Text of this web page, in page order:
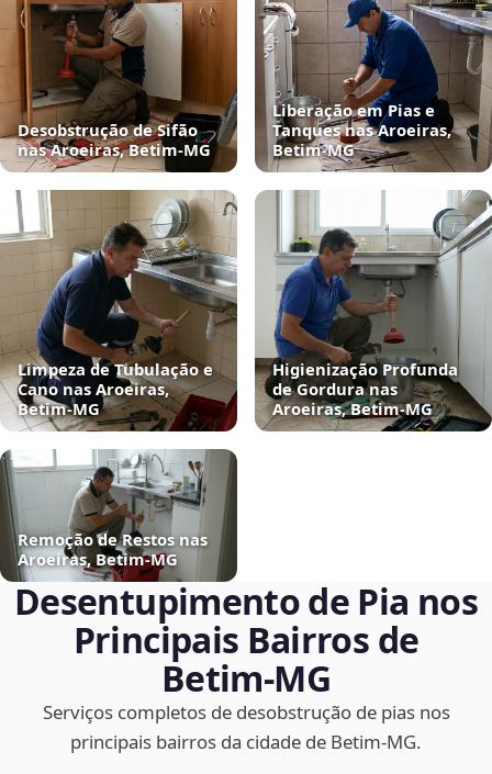
Desobstrução de Sifão
nas Aroeiras, Betim‑MG
Liberação em Pias e
Tanques nas Aroeiras,
Betim‑MG
Limpeza de Tubulação e
Cano nas Aroeiras,
Betim‑MG
Higienização Profunda
de Gordura nas
Aroeiras, Betim‑MG
Remoção de Restos nas
Aroeiras, Betim‑MG
Desentupimento de Pia nos
Principais Bairros de
Betim‑MG
Serviços completos de desobstrução de pias nos
principais bairros da cidade de Betim‑MG.